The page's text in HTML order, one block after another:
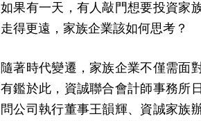
如果有一天，有人敲門想要投資家
走得更遠，家族企業該如何思考？
隨著時代變遷，家族企業不僅需面
有鑑於此，資誠聯合會計師事務所
問公司執行董事王韻輝、資誠家族